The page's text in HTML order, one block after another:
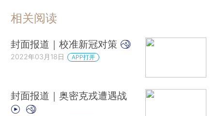
相关阅读
封面报道｜校准新冠对策
2022年03月18日 APP打开
封面报道｜奥密克戎遭遇战